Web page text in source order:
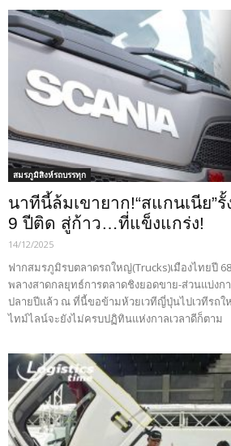
สมรภูมิสิงห์รถบรรทุก
นาทีนี้ล้มเขายาก!“สแกนเนีย”รั้
9 ปีติด สู่ก้าว…ที่แข็งแกร่ง!
14/12/2025
ฟากสมรภูมิรบตลาดรถใหญ่(Trucks)เมืองไทยปี
พลางสาดกลยุทธ์การตลาดชิงยอดขาย-ส่วนแบ่งก
ปลายปีแล้ว ณ ที่นี้ขอข้ามห้วยเวทีญี่ปุ่นไปเวทีรถ
ไทม์ไลน์จะยังไม่ครบปฏิทินแห่งกาลเวลาดีก็ตาม